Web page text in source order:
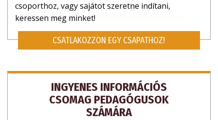
csoporthoz, vagy sajátot szeretne indítani,
keressen meg minket!
CSATLAKOZZON EGY CSAPATHOZ!
INGYENES INFORMÁCIÓS
CSOMAG PEDAGÓGUSOK
SZÁMÁRA